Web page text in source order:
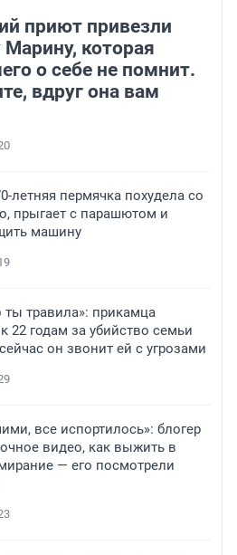
приют привезли
которая
о себе не помнит.
вдруг она вам
летняя пермячка похудела со
прыгает с парашютом и
машину
ты травила»: прикамца
22 годам за убийство семьи
он звонит ей с угрозами
все испортилось»: блогер
видео, как выжить в
— его посмотрели